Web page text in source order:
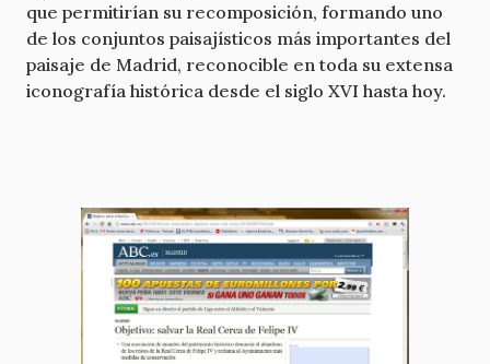
que permitirían su recomposición, formando uno
de los conjuntos paisajísticos más importantes del
paisaje de Madrid, reconocible en toda su extensa
iconografía histórica desde el siglo XVI hasta hoy.